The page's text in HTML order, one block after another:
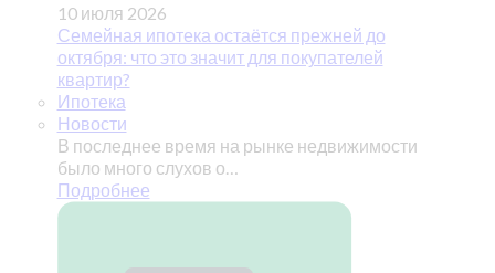
10 июля 2026
Семейная ипотека остаётся прежней до
октября: что это значит для покупателей
квартир?
Ипотека
Новости
В последнее время на рынке недвижимости
было много слухов о…
Подробнее